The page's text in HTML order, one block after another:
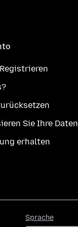
Sie Ihre Daten
erhalten
Sprache